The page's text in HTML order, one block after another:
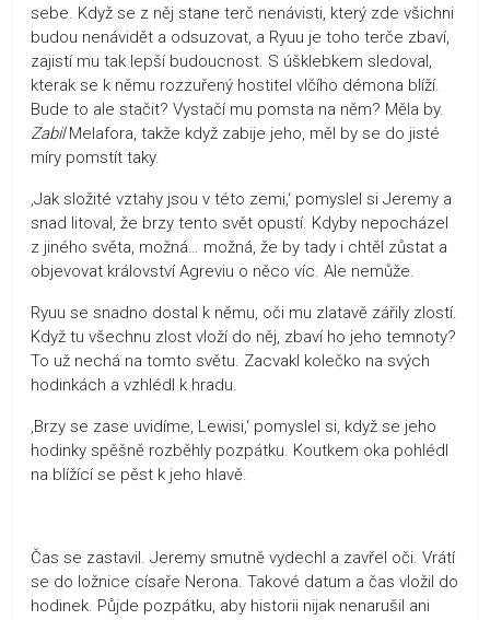
sebe. Když se z něj stane terč nenávisti, který zde všichni
budou nenávidět a odsuzovat, a Ryuu je toho terče zbaví,
zajistí mu tak lepší budoucnost. S úšklebkem sledoval,
kterak se k němu rozzuřený hostitel vlčího démona blíží.
Bude to ale stačit? Vystačí mu pomsta na něm? Měla by.
ZabilMelafora, takže když zabije jeho, měl by se do jisté
míry pomstít taky.
‚Jak složité vztahy jsou v této zemi,‘ pomyslel si Jeremy a
snad litoval, že brzy tento svět opustí. Kdyby nepocházel
z jiného světa, možná… možná, že by tady i chtěl zůstat a
objevovat království Agreviu o něco víc. Ale nemůže.
Ryuu se snadno dostal k němu, oči mu zlatavě zářily zlostí.
Když tu všechnu zlost vloží do něj, zbaví ho jeho temnoty?
To už nechá na tomto světu. Zacvakl kolečko na svých
hodinkách a vzhlédl k hradu.
‚Brzy se zase uvidíme, Lewisi,‘ pomyslel si, když se jeho
hodinky spěšně rozběhly pozpátku. Koutkem oka pohlédl
na blížící se pěst k jeho hlavě.
Čas se zastavil. Jeremy smutně vydechl a zavřel oči. Vrátí
se do ložnice císaře Nerona. Takové datum a čas vložil do
hodinek. Půjde pozpátku, aby historii nijak nenarušil ani